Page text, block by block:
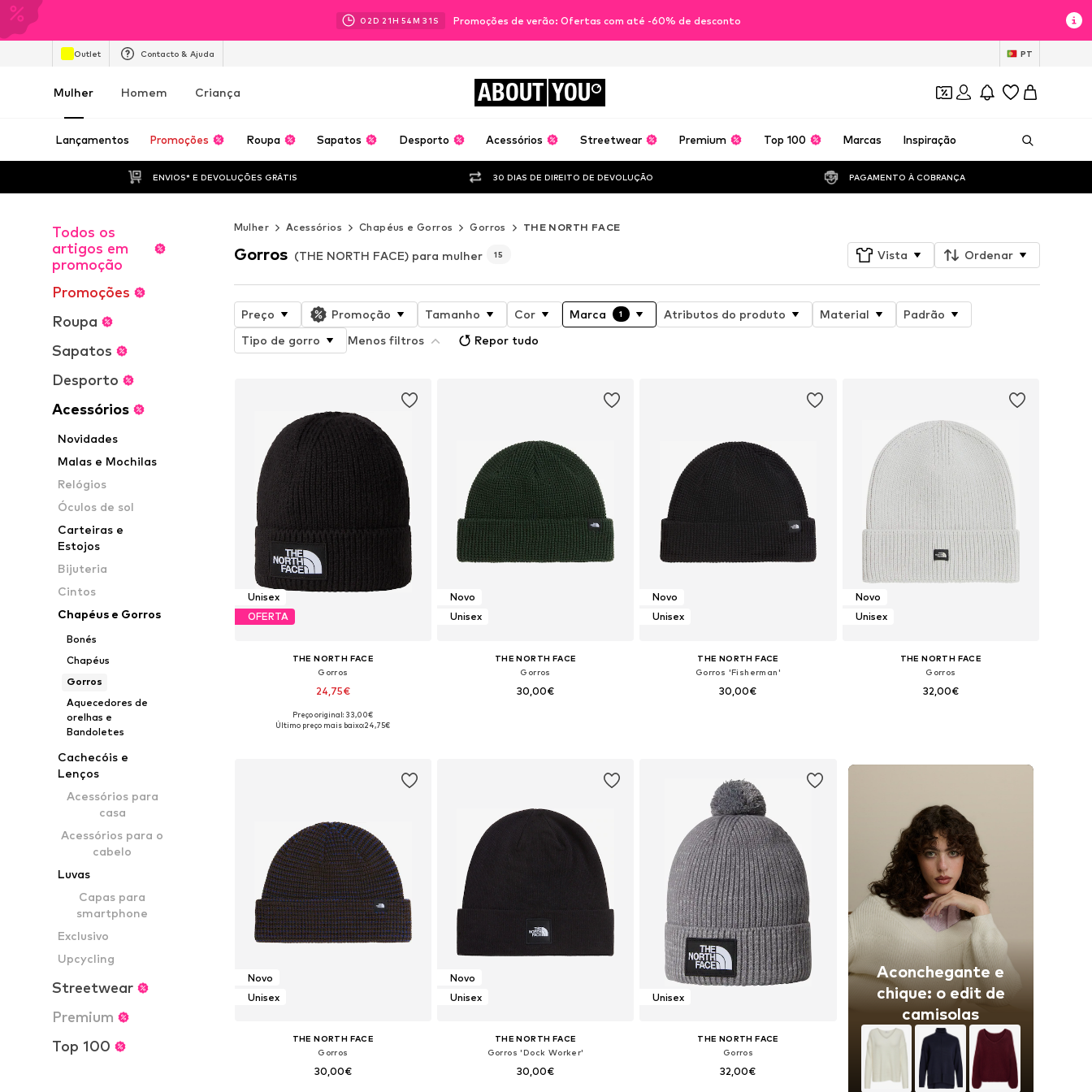
02D 21H 54M 28 S Promoções de verão: Ofertas com até -60% de desconto
Outlet Contacto & Ajuda PT
Mulher Homem Criança ABOUT YOU
Lançamentos Promoções Roupa Sapatos Desporto Acessórios Streetwear Premium Top 100 Marcas Inspiração
ENVIOS* E DEVOLUÇÕES GRÁTIS 30 DIAS DE DIREITO DE DEVOLUÇÃO PAGAMENTO À COBRANÇA
Todos os
artigos em
promoção
Promoções
Roupa
Sapatos
Desporto
Acessórios
Novidades
Malas e Mochilas
Relógios
Óculos de sol
Carteiras e
Estojos
Bijuteria
Cintos
Chapéus e Gorros
Bonés
Chapéus
Gorros
Aquecedores de
orelhas e
Bandoletes
Cachecóis e
Lenços
Acessórios para
casa
Acessórios para o
cabelo
Luvas
Capas para
smartphone
Exclusivo
Upcycling
Streetwear
Premium
Top 100
Mulher Acessórios Chapéus e Gorros Gorros THE NORTH FACE
Gorros (THE NORTH FACE) para mulher 15 Vista Ordenar
Preço Promoção Tamanho Cor Marca 1 Atributos do produto Material
Padrão
Tipo de gorro
Menos filtros Repor tudo
Unisex
OFERTA
THE NORTH FACE
Gorros
24,75€
Tamanhos disponíveis: 55-60
Preço original: 33,00€
Último preço mais baixo:24,75€
Novo
Unisex
THE NORTH FACE
Gorros
30,00€
Novo
Unisex
THE NORTH FACE
Gorros 'Fisherman'
30,00€
Novo
Unisex
THE NORTH FACE
Gorros
32,00€
Novo
Unisex
THE NORTH FACE
Gorros
30,00€
Novo
Unisex
THE NORTH FACE
Gorros 'Dock Worker'
30,00€
Unisex
THE NORTH FACE
Gorros
32,00€
Aconchegante e
chique: o edit de
camisolas